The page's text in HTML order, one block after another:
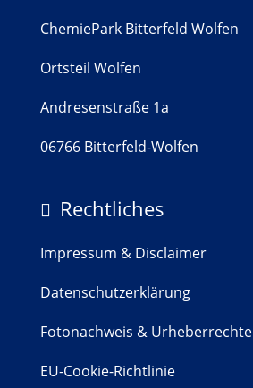
ChemiePark Bitterfeld Wolfen
Ortsteil Wolfen
Andresenstraße 1a
06766 Bitterfeld-Wolfen
 Rechtliches
Impressum & Disclaimer
Datenschutzerklärung
Fotonachweis & Urheberrechte
EU-Cookie-Richtlinie